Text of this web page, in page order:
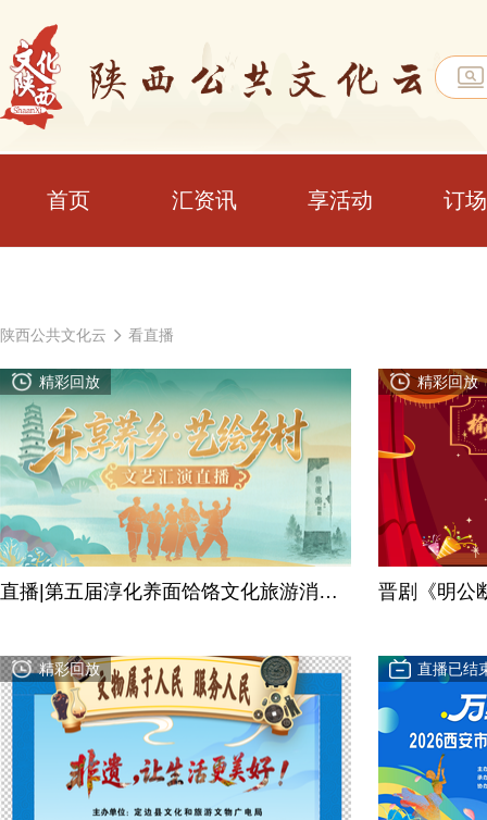
首页 汇资讯 享活动 订
陕西公共文化云 看直播
精彩回放
直播|第五届淳化养面饸饹文化旅游消费
精彩回放
晋剧《明公
精彩回放 直播已结